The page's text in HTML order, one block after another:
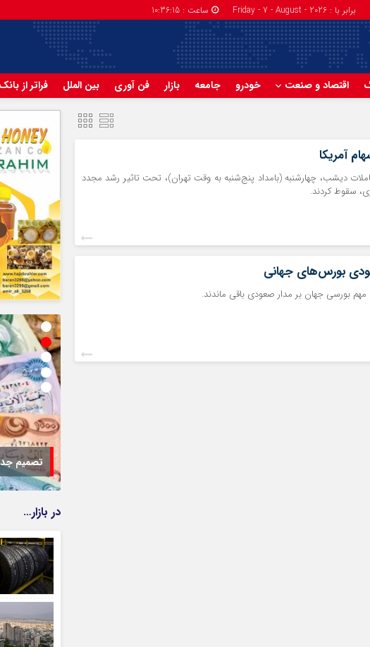
برابر با : Friday - 7 - August - 2026 ساعت : 10:36:15
اقتصاد و صنعت خودرو جامعه بازار فن آوری بین الملل فراتر از بانک
آمریکا
دیشب، چهارشنبه (بامداد پنج‌شنبه به وقت تهران)، تحت تاثیر رشد مجدد
سقوط کردند.
بورس‌های جهانی
بورسی جهان بر مدار صعودی باقی ماندند.
تصمیم
در بازار…